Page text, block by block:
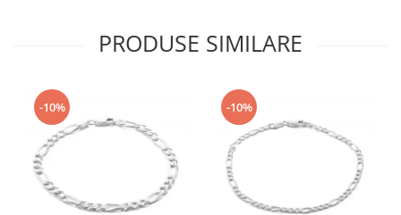
PRODUSE SIMILARE
-10% -10%